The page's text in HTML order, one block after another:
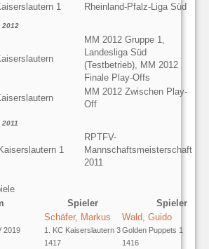
1
Rheinland-Pfalz-Liga Süd
2012
MM 2012 Gruppe 1,
Landesliga Süd
(Testbetrieb), MM 2012
Finale Play-Offs
MM 2012 Zwischen Play-
Off
2011
1
RPTFV-
Mannschaftsmeisterschaft
2011
Spieler
Spieler
2019
Schäfer, Markus
1. KC Kaiserslautern 3
1417
Wald, Guido
Golden Puppets 1
1416